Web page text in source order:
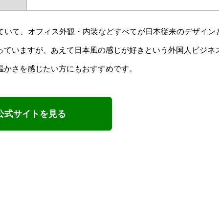
て、オフィス外観・内装などすべてが日本従来のデザイン
いますが、あえて日本風の感じが好きという外国人ビジネ
さを感じたい方にもおすすめです。
式サイトを見る